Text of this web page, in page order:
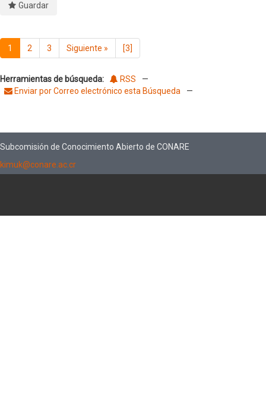
Guardar
1 2 3 Siguiente » [3]
Herramientas de búsqueda: RSS
—
Enviar por Correo electrónico esta Búsqueda
—
Subcomisión de Conocimiento Abierto de CONARE
kimuk@conare.ac.cr